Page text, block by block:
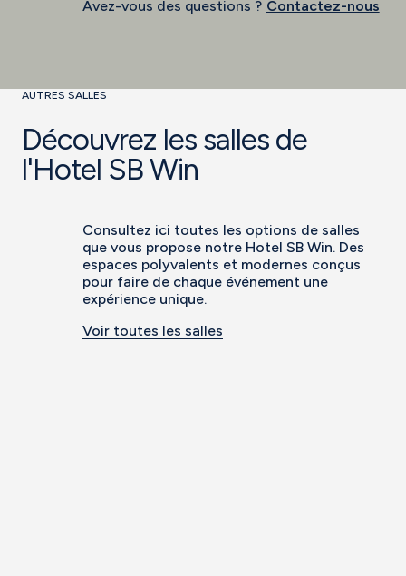
Avez-vous des questions ? Contactez-nous
AUTRES SALLES
Découvrez les salles de
l'Hotel SB Win
Consultez ici toutes les options de salles
que vous propose notre Hotel SB Win. Des
espaces polyvalents et modernes conçus
pour faire de chaque événement une
expérience unique.
Voir toutes les salles